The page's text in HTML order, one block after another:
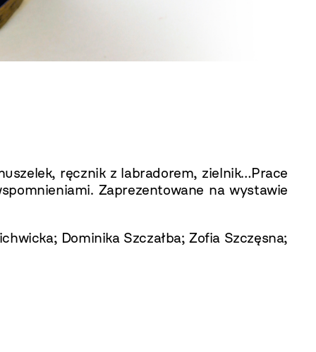
ręcznik z labradorem, zielnik…Prace
Zaprezentowane na wystawie
Dominika Szczałba; Zofia Szczęsna;